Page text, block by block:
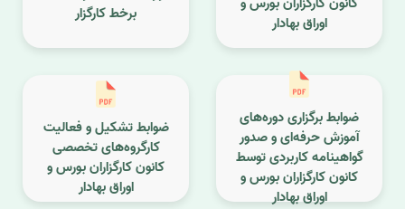
اوراق بهادار
برخط کارگزار
ضوابط برگزاری دوره­‌های
آموزش حرفه­‌ای و صدور
گواهی­نامه کاربردی توسط
کانون کارگزاران بورس و
اوراق بهادار
ضوابط تشکیل و فعالیت
کارگروه­‌های تخصصی
کانون کارگزاران بورس و
اوراق بهادار